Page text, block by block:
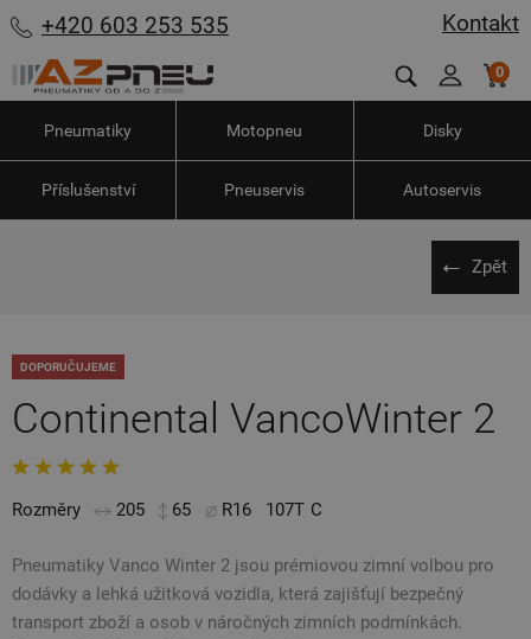
Kontakt
+420 603 253 535
0
Pneumatiky Motopneu Disky
Příslušenství Pneuservis Autoservis
Zpět
DOPORUČUJEME
Continental VancoWinter 2
Rozměry 205 65 R16 107T C
Pneumatiky Vanco Winter 2 jsou prémiovou zimní volbou pro
dodávky a lehká užitková vozidla, která zajišťují bezpečný
transport zboží a osob v náročných zimních podmínkách.